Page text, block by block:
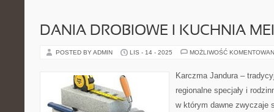
DANIA DROBIOWE I KUCHNIA
POSTED BY ADMIN LIS - 14 - 2025 MOŻLIWOŚĆ
Karczma Jandura –
regionalne specjały i
w którym dawne zwyczaje